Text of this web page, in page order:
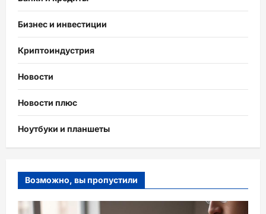
Бизнес и инвестиции
Криптоиндустрия
Новости
Новости плюс
Ноутбуки и планшеты
Возможно, вы пропустили